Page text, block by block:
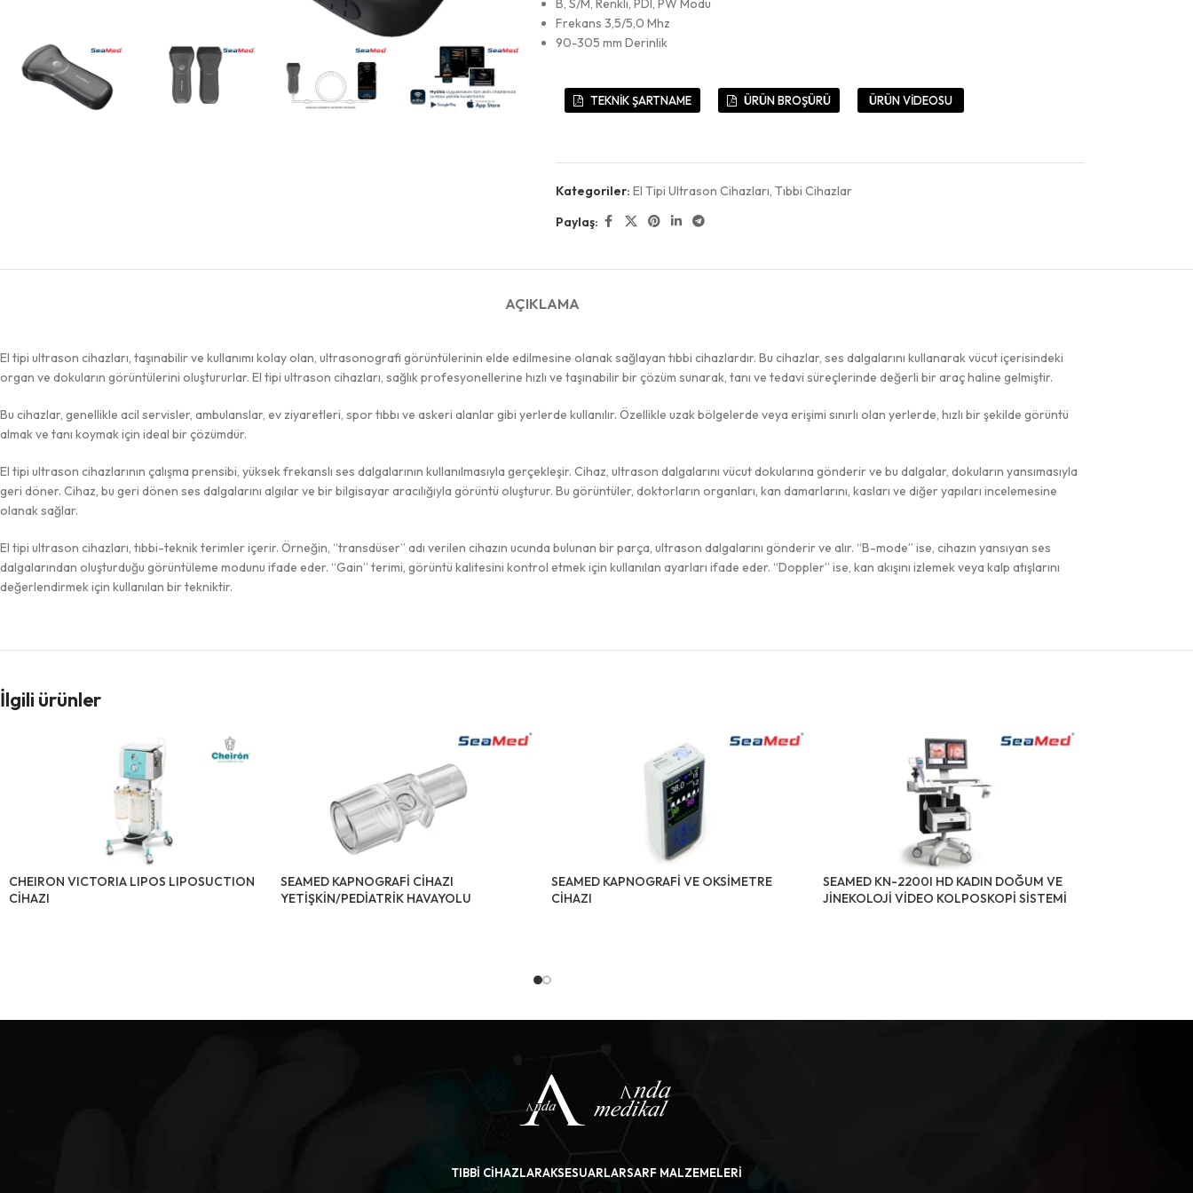
B, S/M, Renkli, PDI, PW Modu
Frekans 3,5/5,0 Mhz
90-305 mm Derinlik
TEKNİK ŞARTNAME ÜRÜN BROŞÜRÜ ÜRÜN VİDEOSU
Kategoriler: El Tipi Ultrason Cihazları, Tıbbi Cihazlar
Paylaş:
AÇIKLAMA
El tipi ultrason cihazları, taşınabilir ve kullanımı kolay olan, ultrasonografi görüntülerinin elde edilmesine olanak sağlayan tıbbi cihazlardır. Bu cihazlar, ses dalgalarını kullanarak vücut içerisindeki
organ ve dokuların görüntülerini oluştururlar. El tipi ultrason cihazları, sağlık profesyonellerine hızlı ve taşınabilir bir çözüm sunarak, tanı ve tedavi süreçlerinde değerli bir araç haline gelmiştir.
Bu cihazlar, genellikle acil servisler, ambulanslar, ev ziyaretleri, spor tıbbı ve askeri alanlar gibi yerlerde kullanılır. Özellikle uzak bölgelerde veya erişimi sınırlı olan yerlerde, hızlı bir şekilde görüntü
almak ve tanı koymak için ideal bir çözümdür.
El tipi ultrason cihazlarının çalışma prensibi, yüksek frekanslı ses dalgalarının kullanılmasıyla gerçekleşir. Cihaz, ultrason dalgalarını vücut dokularına gönderir ve bu dalgalar, dokuların yansımasıyla
geri döner. Cihaz, bu geri dönen ses dalgalarını algılar ve bir bilgisayar aracılığıyla görüntü oluşturur. Bu görüntüler, doktorların organları, kan damarlarını, kasları ve diğer yapıları incelemesine
olanak sağlar.
El tipi ultrason cihazları, tıbbi-teknik terimler içerir. Örneğin, “transdüser” adı verilen cihazın ucunda bulunan bir parça, ultrason dalgalarını gönderir ve alır. “B-mode” ise, cihazın yansıyan ses
dalgalarından oluşturduğu görüntüleme modunu ifade eder. “Gain” terimi, görüntü kalitesini kontrol etmek için kullanılan ayarları ifade eder. “Doppler” ise, kan akışını izlemek veya kalp atışlarını
değerlendirmek için kullanılan bir tekniktir.
İlgili ürünler
CHEIRON VICTORIA LIPOS LIPOSUCTION
CİHAZI
SEAMED KAPNOGRAFİ CİHAZI
YETİŞKİN/PEDİATRİK HAVAYOLU
SEAMED KAPNOGRAFİ VE OKSİMETRE
CİHAZI
SEAMED KN-2200I HD KADIN DOĞUM VE
JİNEKOLOJİ VİDEO KOLPOSKOPİ SİSTEMİ
TIBBI CIHAZLARAKSESUARLARSARF MALZEMELERI